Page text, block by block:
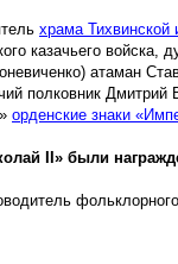
храма Тихвинской
казачьего войска,
) атаман
полковник
орденские знаки
» были